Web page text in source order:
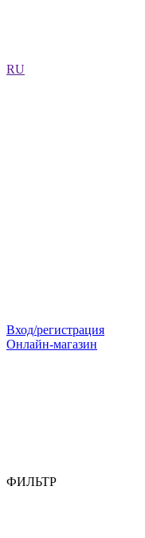
RU
Вход/регистрация
Онлайн-магазин
ФИЛЬТР